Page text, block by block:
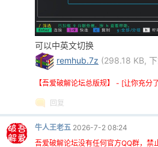
可以中英文切换
remhub.7z (298.18 KB,
【吾爱破解论坛总版规】 - [让你充分
回复
牛人王老五 2026-7-2 08:24
吾爱破解论坛没有任何官方QQ群，禁